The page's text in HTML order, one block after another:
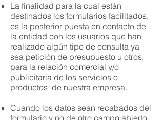
La finalidad para la cual están
destinados los formularios facilitados,
es la posterior puesta en contacto de
la entidad con los usuarios que han
realizado algún tipo de consulta ya
sea petición de presupuesto u otros,
para la relación comercial y/o
publicitaria de los servicios o
productos de nuestra empresa.
Cuando los datos sean recabados del
formulario y no de otro campo abierto